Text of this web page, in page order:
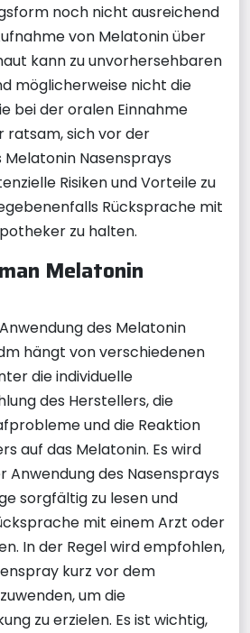
noch nicht ausreichend
von Melatonin über
kann zu unvorhersehbaren
möglicherweise nicht die
bei der oralen Einnahme
ratsam, sich vor der
Nasensprays
Risiken und Vorteile zu
Rücksprache mit
zu halten.
Melatonin
des Melatonin
hängt von verschiedenen
die individuelle
des Herstellers, die
und die Reaktion
auf das Melatonin. Es wird
Anwendung des Nasensprays
sorgfältig zu lesen und
mit einem Arzt oder
In der Regel wird empfohlen,
kurz vor dem
um die
zu erzielen. Es ist wichtig,